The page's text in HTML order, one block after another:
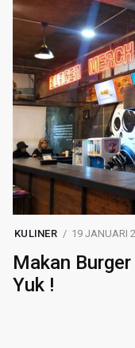
KULINER 19 JANUARI
Makan
Yuk !